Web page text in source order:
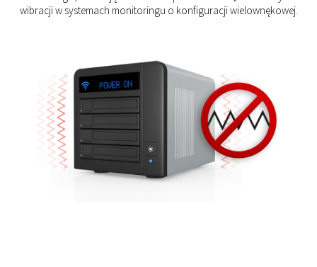
wibracji w systemach monitoringu o konfiguracji wielownękowej.